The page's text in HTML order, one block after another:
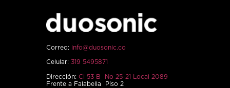
Correo: info@duosonic.co
Celular: 319 5495871
Dirección: Cl 53 B No 25-21 Local 2089
Frente a Falabella Piso 2